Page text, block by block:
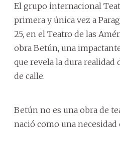
El grupo internacional
primera y única vez a
25, en el Teatro de las
obra Betún, una
que revela la dura
de calle.
Betún no es una obra de
nació como una necesidad